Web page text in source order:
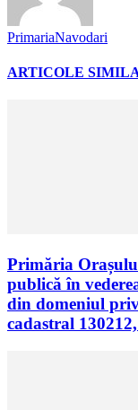
PrimariaNavodari
ARTICOLE
Primăria
publică în
din domeniul
cadastral